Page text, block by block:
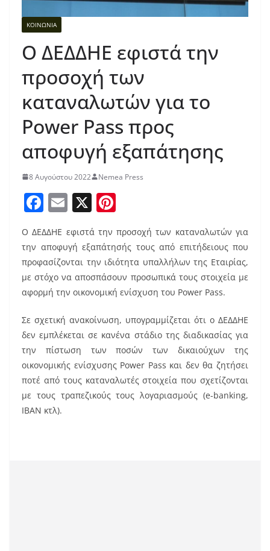
ΚΟΙΝΩΝΙΑ
Ο ΔΕΔΔΗΕ εφιστά την
προσοχή των
καταναλωτών για το
Power Pass προς
αποφυγή εξαπάτησης
8 Αυγούστου 2022 Nemea Press
F
c
e
b
o
o
k
E
ai
l
X
er
e
st
Ο ΔΕΔΔΗΕ εφιστά την προσοχή των καταναλωτών για
την αποφυγή εξαπάτησής τους από επιτήδειους που
προφασίζονται την ιδιότητα υπαλλήλων της Εταιρίας,
με στόχο να αποσπάσουν προσωπικά τους στοιχεία με
αφορμή την οικονομική ενίσχυση του Power Pass.
Σε σχετική ανακοίνωση, υπογραμμίζεται ότι ο ΔΕΔΔΗΕ
δεν εμπλέκεται σε κανένα στάδιο της διαδικασίας για
την πίστωση των ποσών των δικαιούχων της
οικονομικής ενίσχυσης Power Pass και δεν θα ζητήσει
ποτέ από τους καταναλωτές στοιχεία που σχετίζονται
με τους τραπεζικούς τους λογαριασμούς (e-banking,
IBAN κτλ).